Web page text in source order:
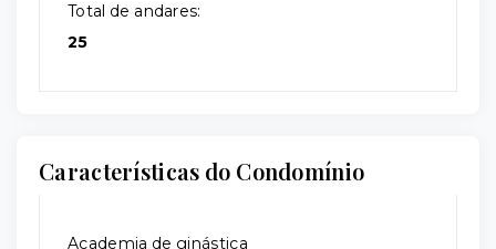
Total de andares:
25
Características do Condomínio
Academia de ginástica